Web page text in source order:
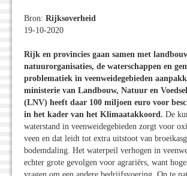
Bron: Rijksoverheid
19-10-2020
Rijk en provincies gaan samen met
natuurorganisaties, de waterschappen en
problematiek in veenweidegebieden
ministerie van Landbouw, Natuur en
(LNV) heeft daar 100 miljoen euro voor
in het kader van het Klimaatakkoord. De
waterstand in veenweidegebieden zorgt voor
veen en dat leidt tot extra uitstoot van
bodemdaling. Het waterpeil verhogen in
echter grote gevolgen voor agrariërs, want